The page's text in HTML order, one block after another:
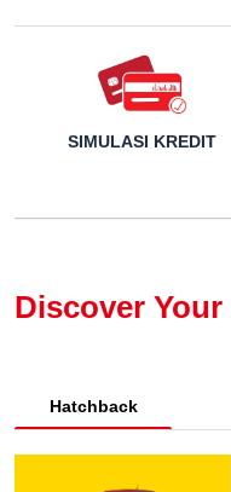
SIMULASI KREDIT
Discover Your
Hatchback